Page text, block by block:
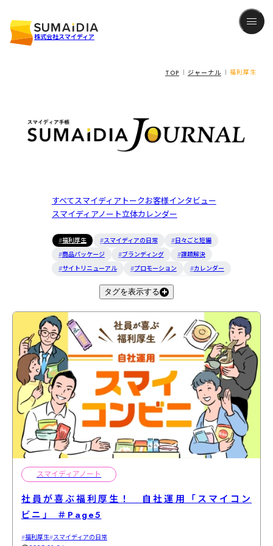
株式会社スマイディア
TOP ジャーナル 福利厚生
すべてスマイディアトークお客様インタビュー
スマイディアノート立体カレンダー
福利厚生 スマイディアの日常
日々ごと短編
商品パッケージ
ブランディング
課題解決
サイトリニューアル
プロモーション
カレンダー
私がここにいる理由
きくらげ
スマイディアノート編集部
アグリ事業部
タグを表示する
スマイディアノート
社員が喜ぶ福利厚生！ 自社運用「スマイコン
ビニ」 ＃Page5
福利厚生 スマイディアの日常